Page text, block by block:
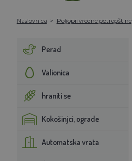
Naslovnica Poljoprivredne potrepštine
Perad
Valionica
hraniti se
Kokošinjci, ograde
Automatska vrata